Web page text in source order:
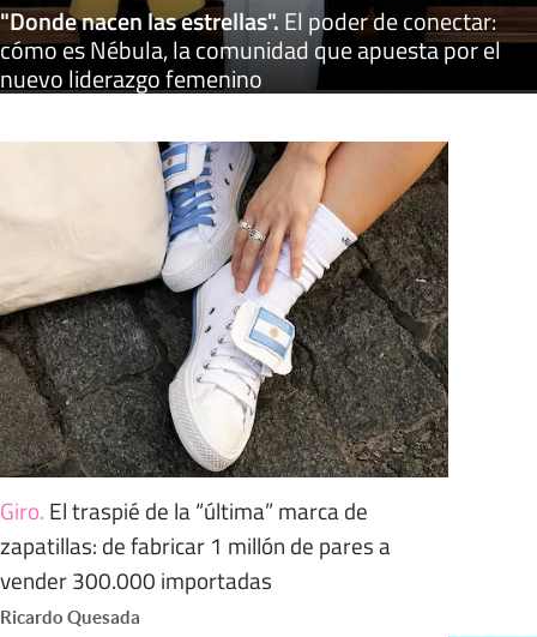
"Donde nacen las estrellas".El poder de conectar:
cómo es Nébula, la comunidad que apuesta por el
nuevo liderazgo femenino
Giro. El traspié de la “última” marca de
zapatillas: de fabricar 1 millón de pares a
vender 300.000 importadas
Ricardo Quesada